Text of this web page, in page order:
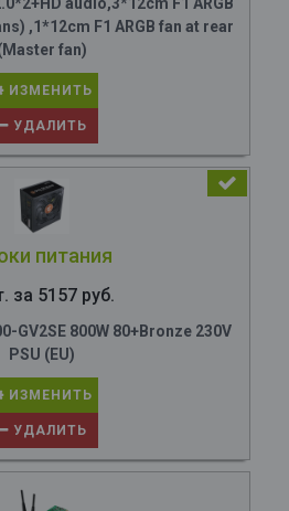
,1*12cm F1 ARGB fan at rear
fan)
ИЗМЕНИТЬ
УДАЛИТЬ
питания
за 5157 руб.
GV2SE 800W 80+Bronze 230V
PSU (EU)
ИЗМЕНИТЬ
УДАЛИТЬ